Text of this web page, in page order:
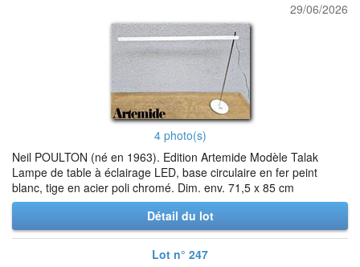
29/06/2026
4 photo(s)
Neil POULTON (né en 1963). Edition Artemide Modèle Talak
Lampe de table à éclairage LED, base circulaire en fer peint
blanc, tige en acier poli chromé. Dim. env. 71,5 x 85 cm
Détail du lot
Lot n° 247